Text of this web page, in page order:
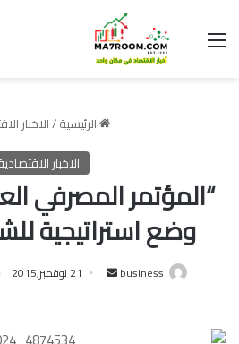
القائمة
الرئيسية/الاخبار
الاخبار
“المؤتمر المصرفي
وضع استراتيجية
business
أرسل 21 نوفمبر,2015